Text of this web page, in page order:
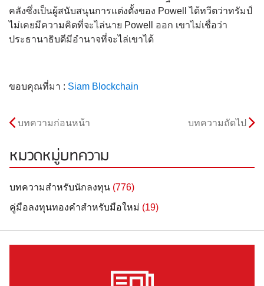
คลังซึ่งเป็นผู้สนับสนุนการแต่งตั้งของ Powell ได้ทวีตว่าทรัมป์
ไม่เคยมีความคิดที่จะไล่นาย Powell ออก เขาไม่เชื่อว่า
ประธานาธิบดีมีอำนาจที่จะไล่เขาได้
ขอบคุณที่มา : Siam Blockchain
บทความก่อนหน้า บทความถัดไป
หมวดหมู่บทความ
บทความสำหรับนักลงทุน (776)
คู่มือลงทุนทองคำสำหรับมือใหม่ (19)